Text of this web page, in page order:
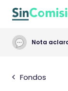
Nota
Fondos